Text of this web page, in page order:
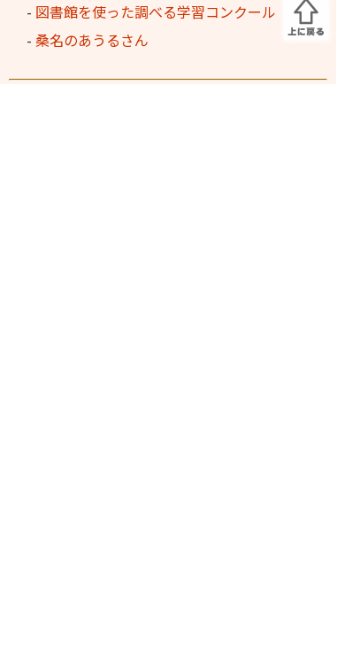
- 図書館を使った調べる学習コンクール
- 桑名のあうるさん